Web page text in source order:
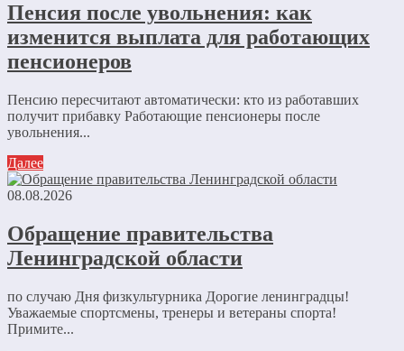
Пенсия после увольнения: как
изменится выплата для работающих
пенсионеров
Пенсию пересчитают автоматически: кто из работавших
получит прибавку Работающие пенсионеры после
увольнения...
Далее
08.08.2026
Обращение правительства
Ленинградской области
по случаю Дня физкультурника Дорогие ленинградцы!
Уважаемые спортсмены, тренеры и ветераны спорта!
Примите...